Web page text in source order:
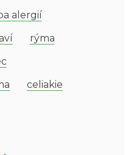
alergií
rýma
celiakie